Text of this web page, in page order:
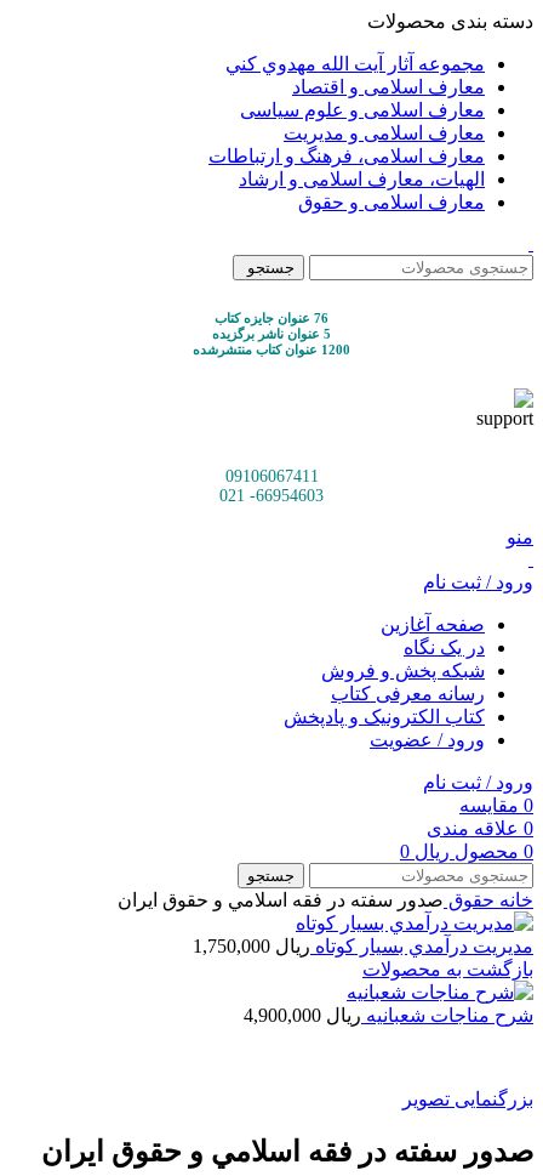
دسته بندی محصولات
مجموعه آثار آيت الله مهدوي كني
معارف اسلامی و اقتصاد
معارف اسلامی و علوم سیاسی
معارف اسلامی و مدیریت
معارف اسلامی، فرهنگ و ارتباطات
الهیات، معارف اسلامی و ارشاد
معارف اسلامی و حقوق
جستجو
76 عنوان جایزه کتاب
5 عنوان ناشر برگزیده
1200 عنوان کتاب منتشرشده
09106067411
66954603- 021
منو
ورود / ثبت نام
صفحه آغازین
در یک نگاه
شبکه پخش و فروش
رسانه معرفی کتاب
کتاب الکترونیک و پادپخش
ورود / عضویت
ورود / ثبت نام
0 مقایسه
0 علاقه مندی
0 محصول ریال
جستجو
خانه حقوق صدور سفته در فقه اسلامي و حقوق ايران
مديريت درآمدي بسيار كوتاه ریال
بازگشت به محصولات
شرح مناجات شعبانيه ریال
بزرگنمایی تصویر
صدور سفته در فقه اسلامي و حقوق ايران